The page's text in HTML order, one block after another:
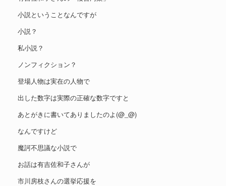
小説ということなんですが
小説？
私小説？
ノンフィクション？
登場人物は実在の人物で
出した数字は実際の正確な数字ですと
あとがきに書いてありましたのよ(@_@)
なんですけど
魔訶不思議な小説で
お話は有吉佐和子さんが
市川房枝さんの選挙応援を